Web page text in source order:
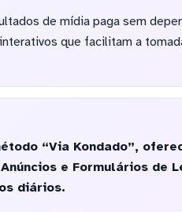
de mídia paga sem
que facilitam a
“Via Kondado”,
e Formulários de
diários.